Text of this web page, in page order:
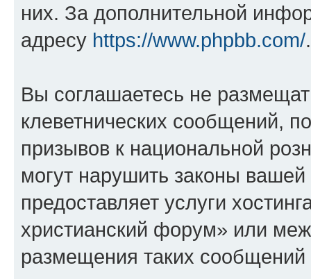
них. За дополнительной
адресу https://www.phpbb.com/.
Вы соглашаетесь не
клеветнических сообщений,
призывов к национальной
могут нарушить законы
предоставляет услуги
христианский форум» или
размещения таких